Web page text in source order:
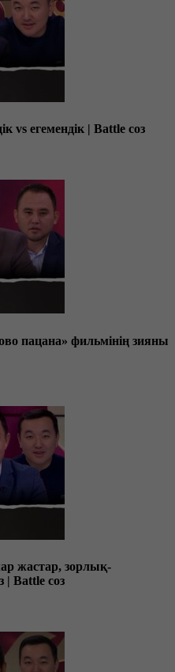
vs егемендік | Battle соз
пацана» фильмінің зияны
жастар, зорлық-
| Battle соз